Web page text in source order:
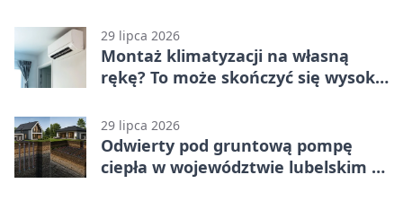
29 lipca 2026
Montaż klimatyzacji na własną
rękę? To może skończyć się wysoką
29 lipca 2026
Odwierty pod gruntową pompę
ciepła w województwie lubelskim -